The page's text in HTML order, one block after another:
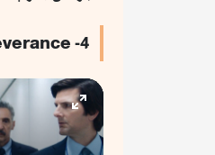
4- Severance
Enter
fullscreen